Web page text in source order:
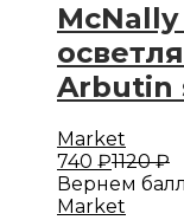
Arbutin
Market
740 ₽1120₽
Вернем
Market